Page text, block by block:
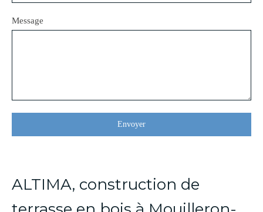
Message
Envoyer
ALTIMA, construction de